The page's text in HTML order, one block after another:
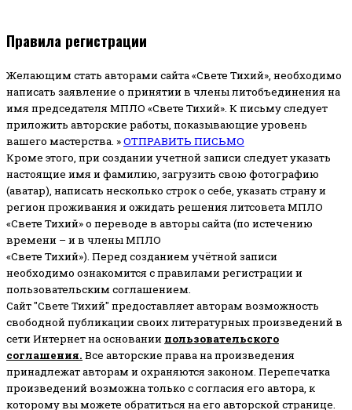
Правила регистрации
Желающим стать авторами сайта «Свете Тихий», необходимо
написать заявление о принятии в члены литобъединения на
имя председателя МПЛО «Свете Тихий». К письму следует
приложить авторские работы, показывающие уровень
вашего мастерства. »ОТПРАВИТЬ ПИСЬМО
Кроме этого, при создании учетной записи следует указать
настоящие имя и фамилию, загрузить свою фотографию
(аватар), написать несколько строк о себе, указать страну и
регион проживания и ожидать решения литсовета МПЛО
«Свете Тихий» о переводе в авторы сайта (по истечению
времени – и в члены МПЛО
«Свете Тихий»). Перед созданием учётной записи
необходимо ознакомится с правилами регистрации и
пользовательским соглашением.
Сайт "Свете Тихий" предоставляет авторам возможность
свободной публикации своих литературных произведений в
сети Интернет на основании пользовательского
соглашения. Все авторские права на произведения
принадлежат авторам и охраняются законом. Перепечатка
произведений возможна только с согласия его автора, к
которому вы можете обратиться на его авторской странице.